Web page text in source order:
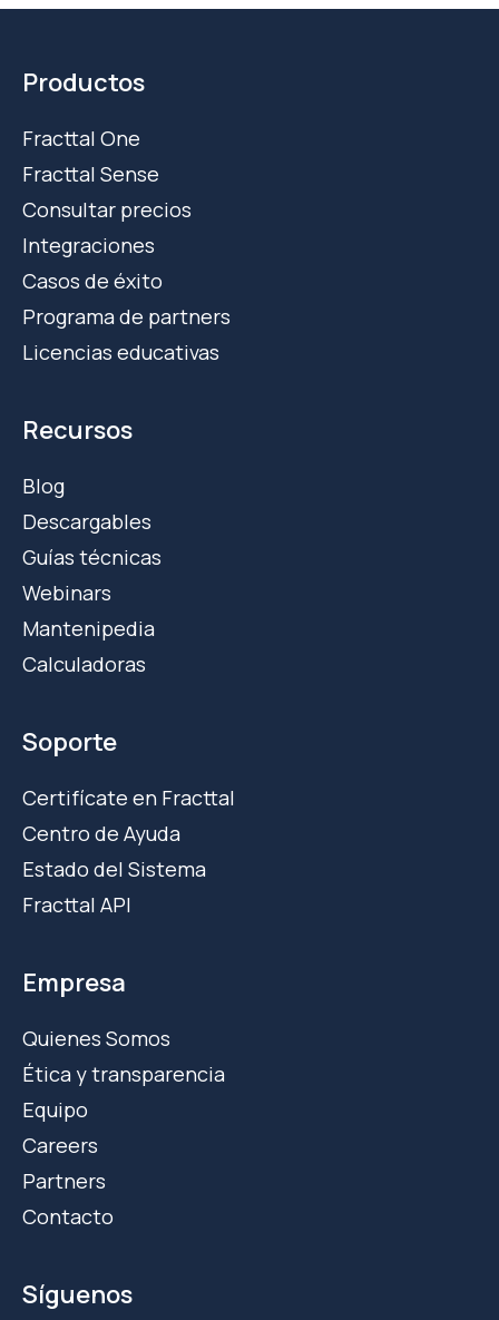
Productos
Fracttal One
Fracttal Sense
Consultar precios
Integraciones
Casos de éxito
Programa de partners
Licencias educativas
Recursos
Blog
Descargables
Guías técnicas
Webinars
Mantenipedia
Calculadoras
Soporte
Certifícate en Fracttal
Centro de Ayuda
Estado del Sistema
Fracttal API
Empresa
Quienes Somos
Ética y transparencia
Equipo
Careers
Partners
Contacto
Síguenos